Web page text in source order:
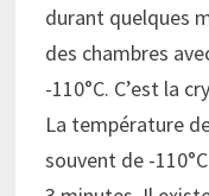
durant quelques
des chambres
-110°C. C’est la
La température
souvent de -